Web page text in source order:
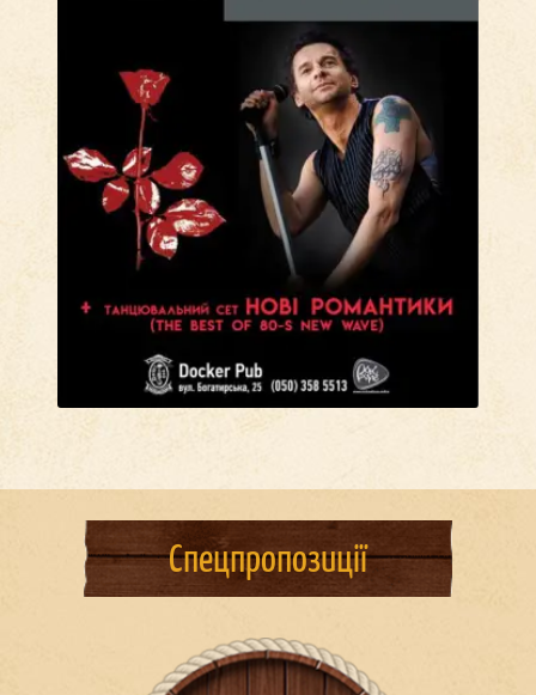
Спецпропозиції